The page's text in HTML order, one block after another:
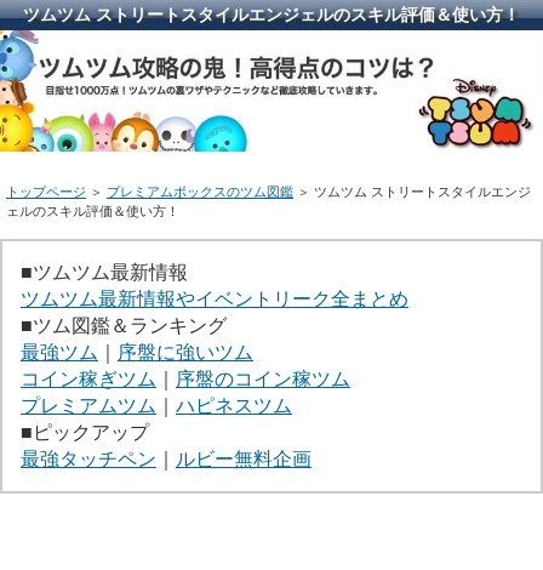
ツムツム ストリートスタイルエンジェルのスキル評価＆使い方！
トップページ ＞ プレミアムボックスのツム図鑑 ＞ ツムツム ストリートスタイルエンジ
ェルのスキル評価＆使い方！
■ツムツム最新情報
ツムツム最新情報やイベントリーク全まとめ
■ツム図鑑＆ランキング
最強ツム
序盤に強いツム
コイン稼ぎツム
序盤のコイン稼ツム
プレミアムツム
ハピネスツム
■ピックアップ
最強タッチペン
ルビー無料企画